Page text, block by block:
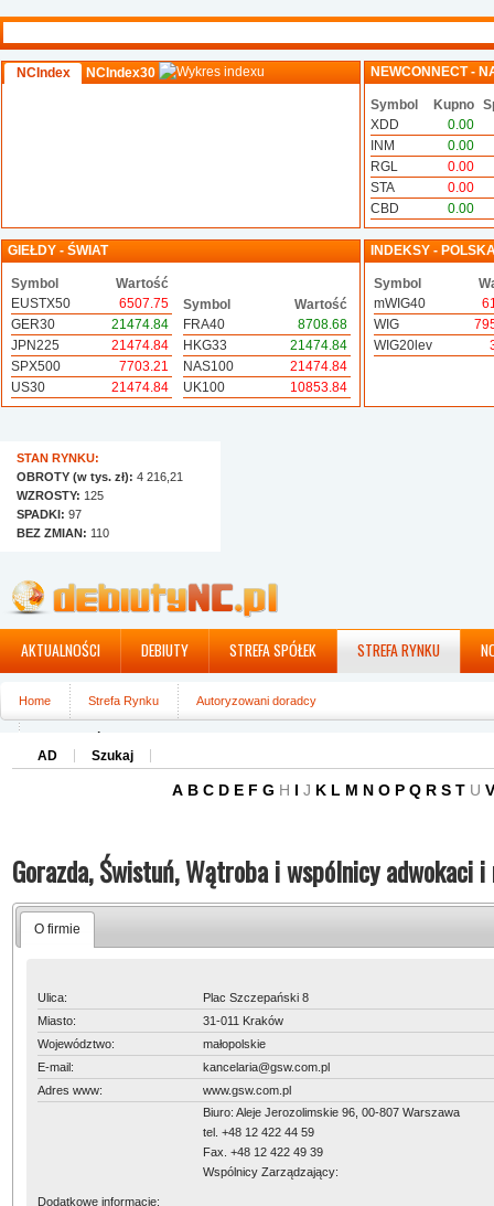
NCIndex NCIndex30 NEWCONNECT -
Symbol Kupno
XDD
0.00
INM
0.00
RGL
0.00
STA
0.00
CBD
0.00
GIEŁDY - ŚWIAT
Symbol
Wartość
EUSTX50
6507.75
GER30
21474.84
JPN225
21474.84
SPX500
7703.21
US30
21474.84
Symbol
Wartość
FRA40
8708.68
HKG33
21474.84
NAS100
21474.84
UK100
10853.84
INDEKSY -
Symbol
mWIG40
WIG
WIG20lev
STAN RYNKU:
OBROTY (w tys. zł): 4 216,21
WZROSTY: 125
SPADKI: 97
BEZ ZMIAN: 110
AKTUALNOŚCI DEBIUTY STREFA SPÓŁEK STREFA RYNKU
Home Strefa Rynku Autoryzowani doradcy
AD Szukaj
A B C D E F G H I J K L M N O P Q R S T U
Gorazda, Świstuń, Wątroba i wspólnicy adwokaci
O firmie
Ulica:
Plac Szczepański 8
Miasto:
31-011 Kraków
Województwo:
małopolskie
E-mail:
kancelaria@gsw.com.pl
Adres www:
www.gsw.com.pl
Dodatkowe informacje:
Biuro: Aleje Jerozolimskie 96, 00-807 Warszawa
tel. +48 12 422 44 59
Fax. +48 12 422 49 39
Wspólnicy Zarządzający: